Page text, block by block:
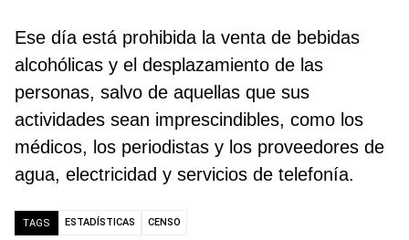
Ese día está prohibida la venta de bebidas
alcohólicas y el desplazamiento de las
personas, salvo de aquellas que sus
actividades sean imprescindibles, como los
médicos, los periodistas y los proveedores de
agua, electricidad y servicios de telefonía.
TAGS ESTADÍSTICAS CENSO